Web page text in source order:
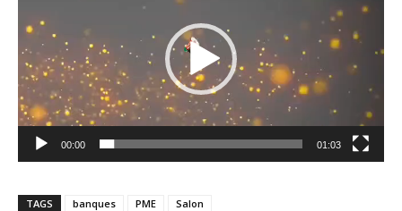
00:00 01:03
TAGS banques PME Salon